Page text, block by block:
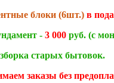
блоки (6шт.) в
- 3 000руб.(с
старых бытовок.
заказы без